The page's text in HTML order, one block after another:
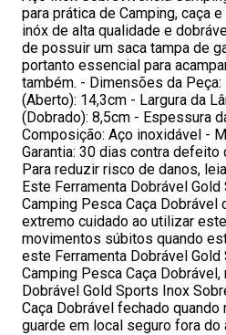
para prática de Camping, caça
inóx de alta qualidade e
de possuir um saca tampa de
portanto essencial para
também. - Dimensões da
(Aberto): 14,3cm - Largura da
(Dobrado): 8,5cm - Espessura
Composição: Aço inoxidável -
Garantia: 30 dias contra
Para reduzir risco de danos,
Este Ferramenta Dobrável
Camping Pesca Caça Dobrável
extremo cuidado ao utilizar
movimentos súbitos quando
este Ferramenta Dobrável
Camping Pesca Caça
Dobrável Gold Sports Inox
Caça Dobrável fechado
guarde em local seguro fora do